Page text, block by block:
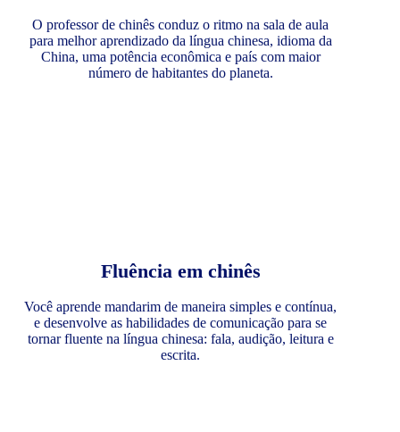
O professor de chinês conduz o ritmo na sala de aula
para melhor aprendizado da língua chinesa, idioma da
China, uma potência econômica e país com maior
número de habitantes do planeta.
Fluência em chinês
Você aprende mandarim de maneira simples e contínua,
e desenvolve as habilidades de comunicação para se
tornar fluente na língua chinesa: fala, audição, leitura e
escrita.